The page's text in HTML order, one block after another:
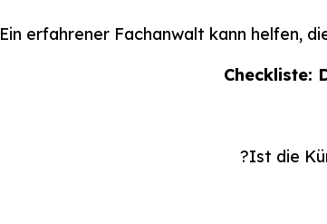
Ein erfahrener Fachanwalt kann helfen,
Ist die